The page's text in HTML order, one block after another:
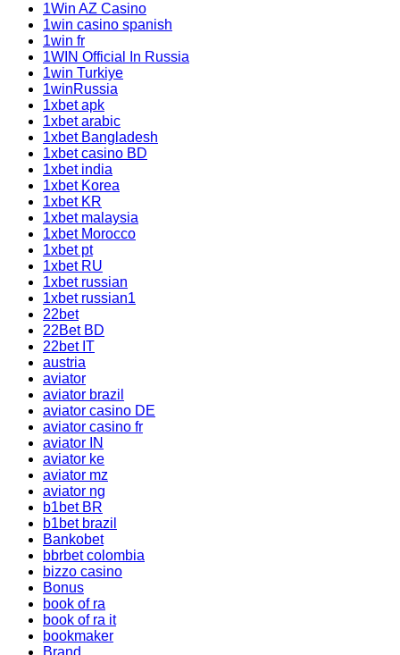
1Win AZ Casino
1win casino spanish
1win fr
1WIN Official In Russia
1win Turkiye
1winRussia
1xbet apk
1xbet arabic
1xbet Bangladesh
1xbet casino BD
1xbet india
1xbet Korea
1xbet KR
1xbet malaysia
1xbet Morocco
1xbet pt
1xbet RU
1xbet russian
1xbet russian1
22bet
22Bet BD
22bet IT
austria
aviator
aviator brazil
aviator casino DE
aviator casino fr
aviator IN
aviator ke
aviator mz
aviator ng
b1bet BR
b1bet brazil
Bankobet
bbrbet colombia
bizzo casino
Bonus
book of ra
book of ra it
bookmaker